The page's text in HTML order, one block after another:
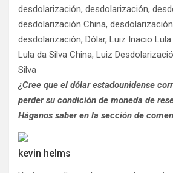
desdolarización, desdolarización,
desdolarización China,
desdolarización, Dólar, Luiz Inacio
Lula da Silva China, Luiz
Silva
¿Cree que el dólar estadounidense
perder su condición de moneda de
Háganos saber en la sección de
kevin helms